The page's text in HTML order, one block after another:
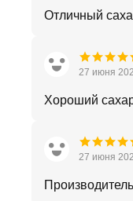
Отличный
27 июня
Хороший
27 июня